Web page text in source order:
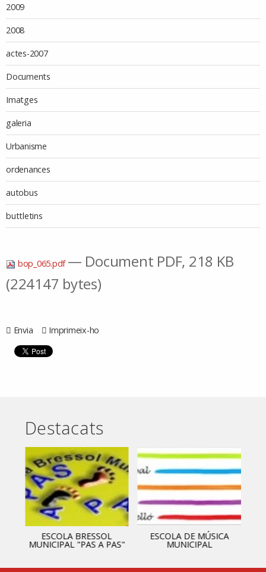
2009
2008
actes-2007
Documents
Imatges
galeria
Urbanisme
ordenances
autobus
buttletins
bop_065.pdf — Document PDF, 218 KB
(224147 bytes)
Envia Imprimeix-ho
Destacats
ESCOLA BRESSOL
MUNICIPAL "PAS A PAS"
ESCOLA DE MÚSICA
MUNICIPAL